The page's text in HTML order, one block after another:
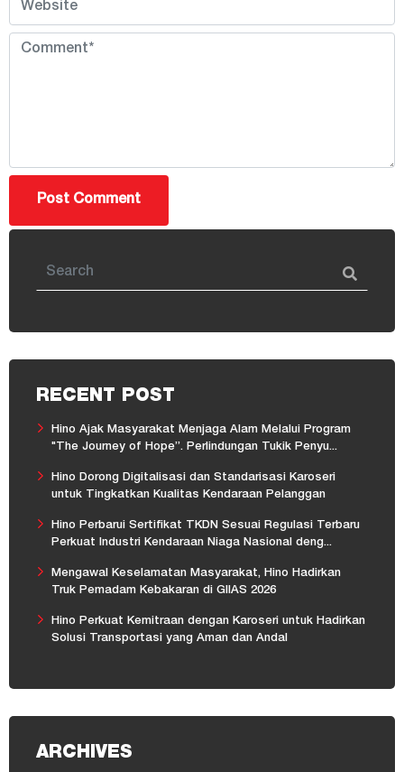
RECENT POST
Hino Ajak Masyarakat Menjaga Alam Melalui Program
"The Journey of Hope”. Perlindungan Tukik Penyu...
Hino Dorong Digitalisasi dan Standarisasi Karoseri
untuk Tingkatkan Kualitas Kendaraan Pelanggan
Hino Perbarui Sertifikat TKDN Sesuai Regulasi Terbaru
Perkuat Industri Kendaraan Niaga Nasional deng...
Mengawal Keselamatan Masyarakat, Hino Hadirkan
Truk Pemadam Kebakaran di GIIAS 2026
Hino Perkuat Kemitraan dengan Karoseri untuk Hadirkan
Solusi Transportasi yang Aman dan Andal
ARCHIVES